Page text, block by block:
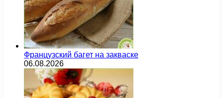
Французский багет на закваске
06.08.2026